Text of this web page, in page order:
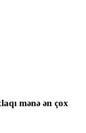
mənə ən çox